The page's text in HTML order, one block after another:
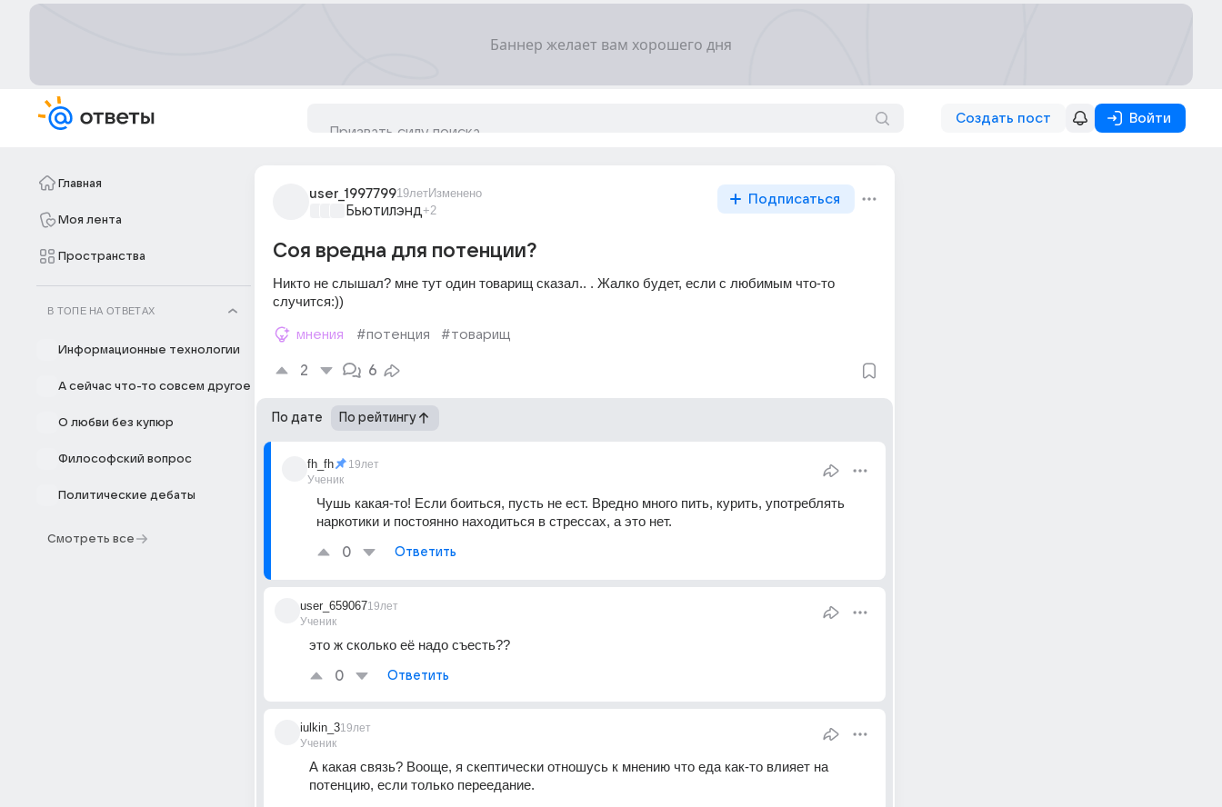
Создать пост Войти
Главная
Моя лента
Пространства
В ТОПЕ НА ОТВЕТАХ
Информационные технологии
А сейчас что-то совсем другое
О любви без купюр
Философский вопрос
Политические дебаты
Смотреть все
user_199779919летИзменено
Бьютилэнд+2
Подписаться
Соя вредна для потенции?
Никто не слышал? мне тут один товарищ сказал.. . Жалко будет, если с любимым что-то
случится:))
мнения #потенция #товарищ
2 6
По дате По рейтингу
fh_fh
Ученик
19лет
Чушь какая-то! Если боиться, пусть не ест. Вредно много пить, курить, употреблять
наркотики и постоянно находиться в стрессах, а это нет.
0 Ответить
user_659067
Ученик
19лет
это ж сколько её надо съесть??
0 Ответить
iulkin_3
Ученик
19лет
А какая связь? Вооще, я скептически отношусь к мнению что еда как-то влияет на
потенцию, если только переедание.